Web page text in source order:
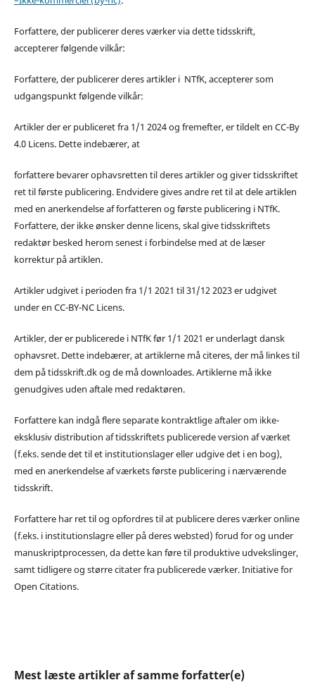
Forfattere, der publicerer deres værker via dette tidsskrift,
accepterer følgende vilkår:
Forfattere, der publicerer deres artikler i NTfK, accepterer som
udgangspunkt følgende vilkår:
Artikler der er publiceret fra 1/1 2024 og fremefter, er tildelt en CC-By
4.0 Licens. Dette indebærer, at
forfattere bevarer ophavsretten til deres artikler og giver tidsskriftet
ret til første publicering. Endvidere gives andre ret til at dele artiklen
med en anerkendelse af forfatteren og første publicering i NTfK.
Forfattere, der ikke ønsker denne licens, skal give tidsskriftets
redaktør besked herom senest i forbindelse med at de læser
korrektur på artiklen.
Artikler udgivet i perioden fra 1/1 2021 til 31/12 2023 er udgivet
under en CC-BY-NC Licens.
Artikler, der er publicerede i NTfK før 1/1 2021 er underlagt dansk
ophavsret. Dette indebærer, at artiklerne må citeres, der må linkes til
dem på tidsskrift.dk og de må downloades. Artiklerne må ikke
genudgives uden aftale med redaktøren.
Forfattere kan indgå flere separate kontraktlige aftaler om ikke-
eksklusiv distribution af tidsskriftets publicerede version af værket
(f.eks. sende det til et institutionslager eller udgive det i en bog),
med en anerkendelse af værkets første publicering i nærværende
tidsskrift.
Forfattere har ret til og opfordres til at publicere deres værker online
(f.eks. i institutionslagre eller på deres websted) forud for og under
manuskriptprocessen, da dette kan føre til produktive udvekslinger,
samt tidligere og større citater fra publicerede værker. Initiative for
Open Citations.
Mest læste artikler af samme forfatter(e)